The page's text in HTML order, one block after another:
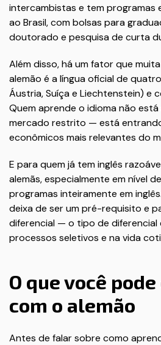
intercambistas e tem programas
ao Brasil, com bolsas para
doutorado e pesquisa de curta
Além disso, há um fator que
alemão é a língua oficial de
Áustria, Suíça e Liechtenstein) e
Quem aprende o idioma não
mercado restrito — está
econômicos mais relevantes do
E para quem já tem inglês
alemãs, especialmente em nível
programas inteiramente em
deixa de ser um pré-requisito e
diferencial — o tipo de diferencial
processos seletivos e na vida
O que você
com o alemão
Antes de falar sobre como